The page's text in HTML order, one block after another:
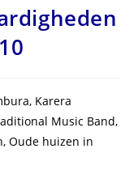
Karera
Music Band,
Oude huizen in